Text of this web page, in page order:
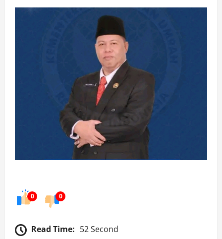
0 0
Read Time: 52 Second